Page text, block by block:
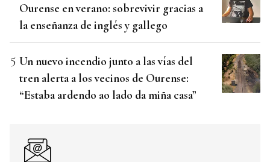
Ourense en verano: sobrevivir gracias a
la enseñanza de inglés y gallego
Un nuevo incendio junto a las vías del
tren alerta a los vecinos de Ourense:
“Estaba ardendo ao lado da miña casa”